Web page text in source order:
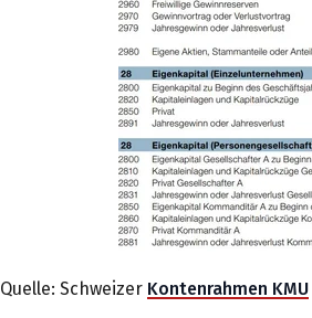
Quelle: Schweizer Kontenrahmen KMU